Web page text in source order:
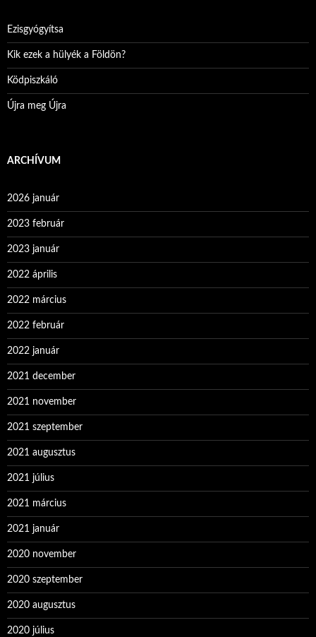
Ezisgyógyítsa
Kik ezek a hülyék a Földön?
Ködpiszkáló
Újra meg Újra
ARCHÍVUM
2026 január
2023 február
2023 január
2022 április
2022 március
2022 február
2022 január
2021 december
2021 november
2021 szeptember
2021 augusztus
2021 július
2021 március
2021 január
2020 november
2020 szeptember
2020 augusztus
2020 július